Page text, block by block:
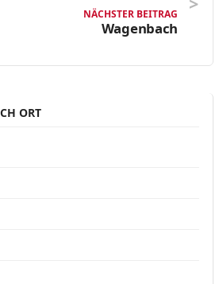
NÄCHSTER BEITRAG
Wagenbach
ORT